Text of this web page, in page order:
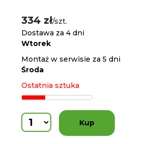
334 zł/szt.
Dostawa za 4 dni
Wtorek
Montaż w serwisie za 5 dni
Środa
Ostatnia sztuka
Kup